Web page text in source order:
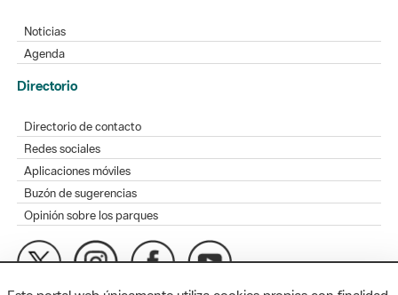
Noticias
Agenda
Directorio
Directorio de contacto
Redes sociales
Aplicaciones móviles
Buzón de sugerencias
Opinión sobre los parques